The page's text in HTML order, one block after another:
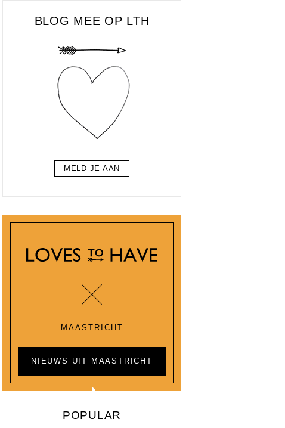
BLOG MEE OP LTH
MELD JE AAN
MAASTRICHT
NIEUWS UIT MAASTRICHT
POPULAR